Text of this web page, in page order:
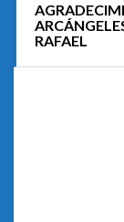
RAFAEL